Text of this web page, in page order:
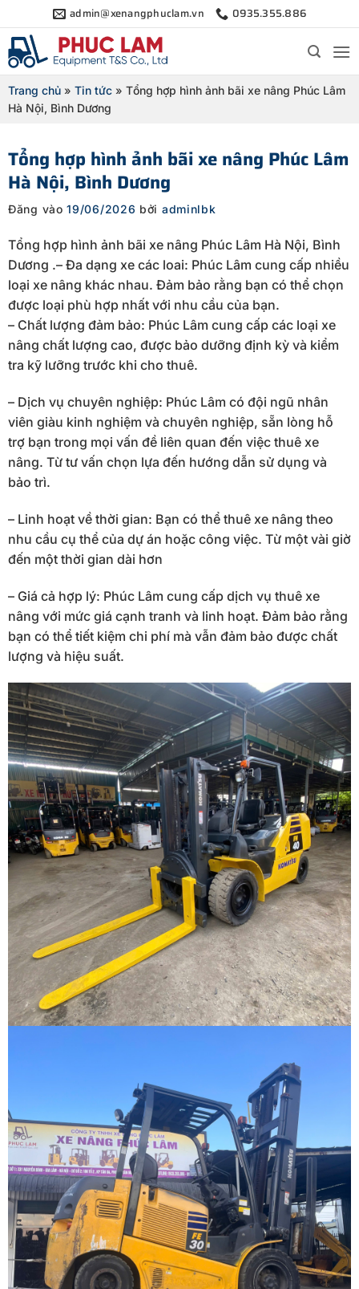
qua
nội
dung
admin@xenangphuclam.vn 0935.355.886
Trang chủ » Tin tức » Tổng hợp hình ảnh bãi xe nâng Phúc Lâm
Hà Nội, Bình Dương
Tổng hợp hình ảnh bãi xe nâng Phúc Lâm
Hà Nội, Bình Dương
Đăng vào19/06/2026 bởi adminlbk
Tổng hợp hình ảnh bãi xe nâng Phúc Lâm Hà Nội, Bình
Dương .– Đa dạng xe các loai: Phúc Lâm cung cấp nhiều
loại xe nâng khác nhau. Đảm bảo rằng bạn có thể chọn
được loại phù hợp nhất với nhu cầu của bạn.
– Chất lượng đảm bảo: Phúc Lâm cung cấp các loại xe
nâng chất lượng cao, được bảo dưỡng định kỳ và kiểm
tra kỹ lưỡng trước khi cho thuê.
– Dịch vụ chuyên nghiệp: Phúc Lâm có đội ngũ nhân
viên giàu kinh nghiệm và chuyên nghiệp, sẵn lòng hỗ
trợ bạn trong mọi vấn đề liên quan đến việc thuê xe
nâng. Từ tư vấn chọn lựa đến hướng dẫn sử dụng và
bảo trì.
– Linh hoạt về thời gian: Bạn có thể thuê xe nâng theo
nhu cầu cụ thể của dự án hoặc công việc. Từ một vài giờ
đến một thời gian dài hơn
– Giá cả hợp lý: Phúc Lâm cung cấp dịch vụ thuê xe
nâng với mức giá cạnh tranh và linh hoạt. Đảm bảo rằng
bạn có thể tiết kiệm chi phí mà vẫn đảm bảo được chất
lượng và hiệu suất.